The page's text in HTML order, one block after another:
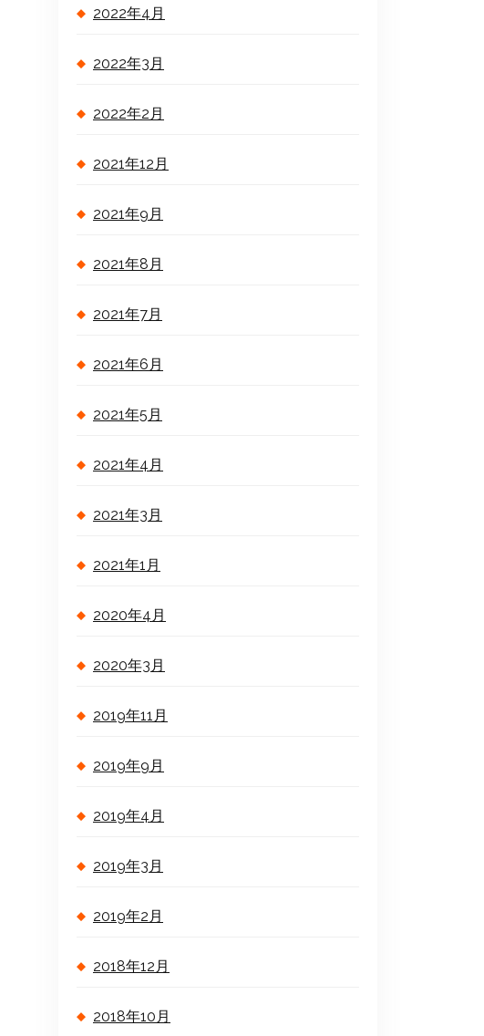
2022年4月
2022年3月
2022年2月
2021年12月
2021年9月
2021年8月
2021年7月
2021年6月
2021年5月
2021年4月
2021年3月
2021年1月
2020年4月
2020年3月
2019年11月
2019年9月
2019年4月
2019年3月
2019年2月
2018年12月
2018年10月